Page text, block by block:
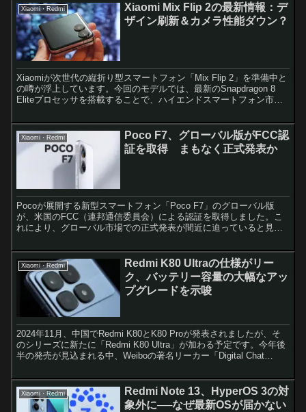
Xiaomi・Redmi
Xiaomi Mix Flip 2の最新情報：デ
ザイン刷新＆カメラ性能ダウン？
Xiaomiが次世代の縦折り型スマートフォン「Mix Flip 2」を準備中と
の噂が浮上しています。今回のモデルでは、最新のSnapdragon 8
Eliteプロセッサを搭載することで、ハイエンドスマートフォン市場
Xiaomi・Redmi
Poco F7、グローバル版がFCC認
証を取得 まもなく正式発表か
Pocoが展開する新型スマートフォン「Poco F7」のグローバル版
が、米国のFCC（連邦通信委員会）による認証を取得しました。こ
れにより、グローバル市場での正式発表が間近に迫っていると見ら
Xiaomi・Redmi
Redmi K80 Ultraの仕様がリー
ク、バッテリー容量の大幅なアッ
プグレードを示唆
2024年11月、中国でRedmi K80とK80 Proが発表されましたが、そ
のシリーズに新たに「Redmi K80 Ultra」が加わる予定です。今年後
半の発売が見込まれる中、Weiboの著名リーカー「Digital Chat
Xiaomi・Redmi
Redmi Note 13、HyperOS 3の対
象外に──なぜ最新OSが届かない